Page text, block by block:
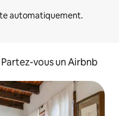
Partez-vous un Airbnb